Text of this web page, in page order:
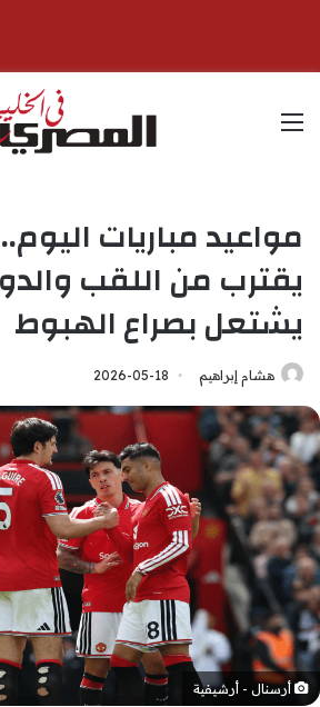
القائمة
مواعيد مباريات
يقترب من اللقب
يشتعل بصراع الهبوط
هشام إبراهيم 2026-05-18
أرسنال - أرشيفية